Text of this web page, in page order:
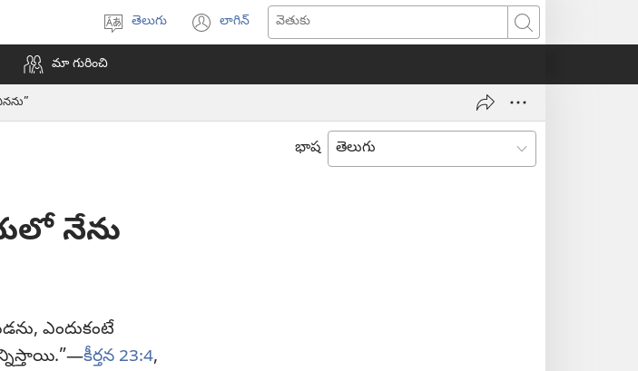
ఎంచుకోండి
తెలుగు లాగిన్
విండో
అవుతుంది)
వెతుకు
మా గురించి
భాష
నేను
ఎందుకంటే
కీర్తన 23:4,